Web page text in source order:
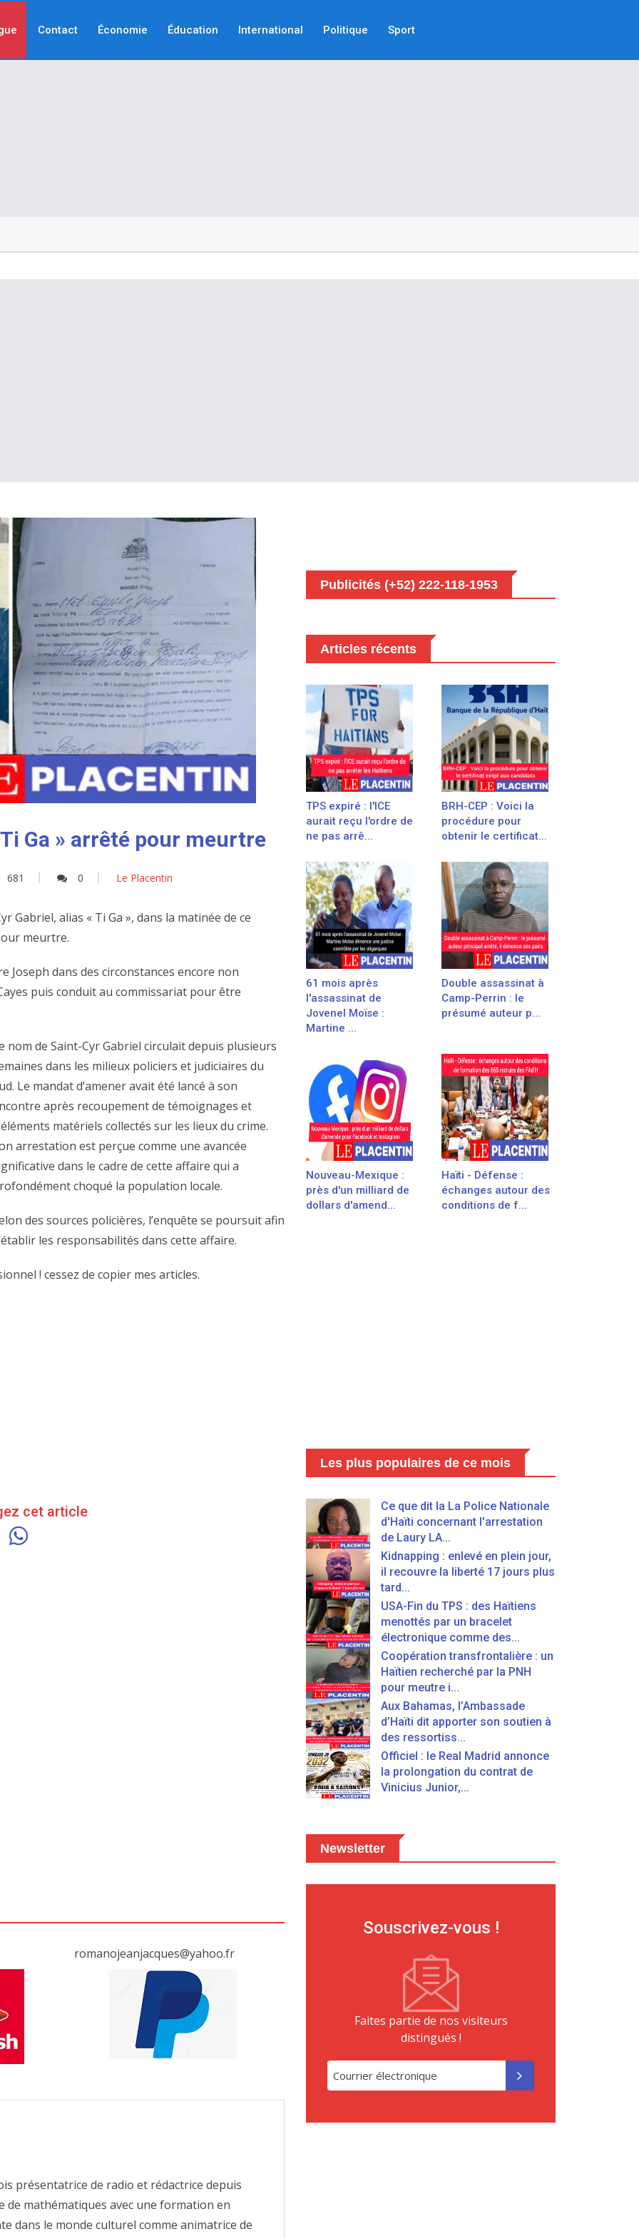
Contact Économie Éducation International Politique Sport
Ga » arrêté pour meurtre
681 0 Le Placentin
Gabriel, alias « Ti Ga », dans la matinée de ce
meurtre.
Joseph dans des circonstances encore non
puis conduit au commissariat pour être
nom de Saint-Cyr Gabriel circulait depuis plusieurs
dans les milieux policiers et judiciaires du
Le mandat d’amener avait été lancé à son
après recoupement de témoignages et
matériels collectés sur les lieux du crime.
arrestation est perçue comme une avancée
dans le cadre de cette affaire qui a
choqué la population locale.
des sources policières, l’enquête se poursuit afin
les responsabilités dans cette affaire.
! cessez de copier mes articles.
cet article
romanojeanjacques@yahoo.fr
présentatrice de radio et rédactrice depuis
de mathématiques avec une formation en
dans le monde culturel comme animatrice de
Publicités (+52) 222-118-1953
Articles récents
TPS expiré : l'ICE
aurait reçu l'ordre de
ne pas arrê...
BRH-CEP : Voici la
procédure pour
obtenir le certificat...
61 mois après
l'assassinat de
Jovenel Moïse :
Martine ...
Double assassinat à
Camp-Perrin : le
présumé auteur p...
Nouveau-Mexique :
près d'un milliard de
dollars d'amend...
Haïti - Défense :
échanges autour des
conditions de f...
Les plus populaires de ce mois
Ce que dit la La Police Nationale
d'Haïti concernant l'arrestation
de Laury LA...
Kidnapping : enlevé en plein jour,
il recouvre la liberté 17 jours plus
tard...
USA-Fin du TPS : des Haïtiens
menottés par un bracelet
électronique comme des...
Coopération transfrontalière : un
Haïtien recherché par la PNH
pour meutre i...
Aux Bahamas, l’Ambassade
d’Haïti dit apporter son soutien à
des ressortiss...
Officiel : le Real Madrid annonce
la prolongation du contrat de
Vinicius Junior,...
Newsletter
Souscrivez-vous !
Faites partie de nos visiteurs
distingués !